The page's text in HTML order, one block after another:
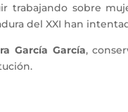
trabajando sobre
del XXI han
García García,